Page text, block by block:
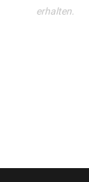
erhalten.